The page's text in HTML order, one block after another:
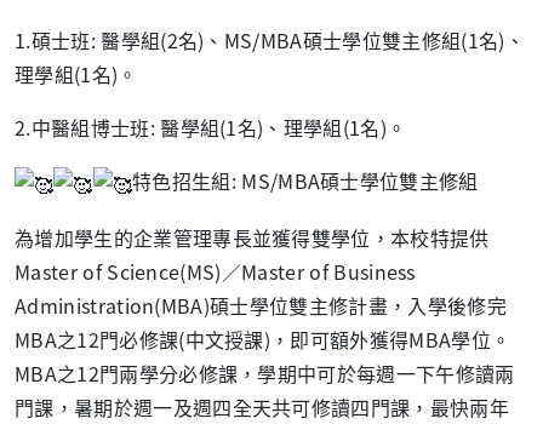
1.碩士班: 醫學組(2名)、MS/MBA碩士學位雙主修組(1名)、
理學組(1名)。
2.中醫組博士班: 醫學組(1名)、理學組(1名)。
特色招生組: MS/MBA碩士學位雙主修組
為增加學生的企業管理專長並獲得雙學位，本校特提供
Master of Science(MS)／Master of Business
Administration(MBA)碩士學位雙主修計畫，入學後修完
MBA之12門必修課(中文授課)，即可額外獲得MBA學位。
MBA之12門兩學分必修課，學期中可於每週一下午修讀兩
門課，暑期於週一及週四全天共可修讀四門課，最快兩年